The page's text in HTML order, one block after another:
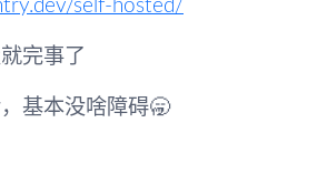
self-hosted/
完事了
基本没啥障碍🥱